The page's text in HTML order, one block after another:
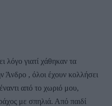
λόγο γιατί χάθηκαν τα
Άνδρο , όλοι έχουν κολλήσει
από το χωριό μου,
με σπηλιά. Από παιδί